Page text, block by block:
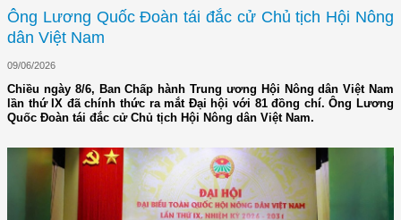
Ông Lương Quốc Đoàn tái đắc cử Chủ tịch Hội Nông
dân Việt Nam
09/06/2026
Chiều ngày 8/6, Ban Chấp hành Trung ương Hội Nông dân Việt Nam
lần thứ IX đã chính thức ra mắt Đại hội với 81 đồng chí. Ông Lương
Quốc Đoàn tái đắc cử Chủ tịch Hội Nông dân Việt Nam.